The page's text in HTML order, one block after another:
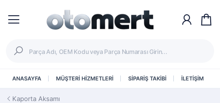
ANASAYFA MÜŞTERİ HİZMETLERİ SİPARİŞ TAKİBİ İLETİŞİM
Kaporta Aksamı